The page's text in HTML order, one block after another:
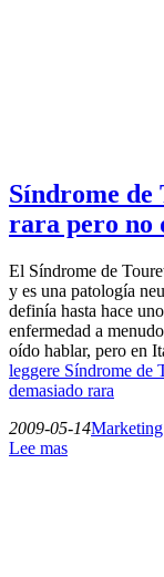
Síndrome de
rara pero no
El Síndrome de
y es una patología
definía hasta hace
enfermedad a
oído hablar, pero en
leggere Síndrome de
demasiado rara
2009-05-14Marketing
Lee mas